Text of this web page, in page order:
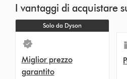
I vantaggi di acquistare
Solo da Dyson
Miglior prezzo
garantito